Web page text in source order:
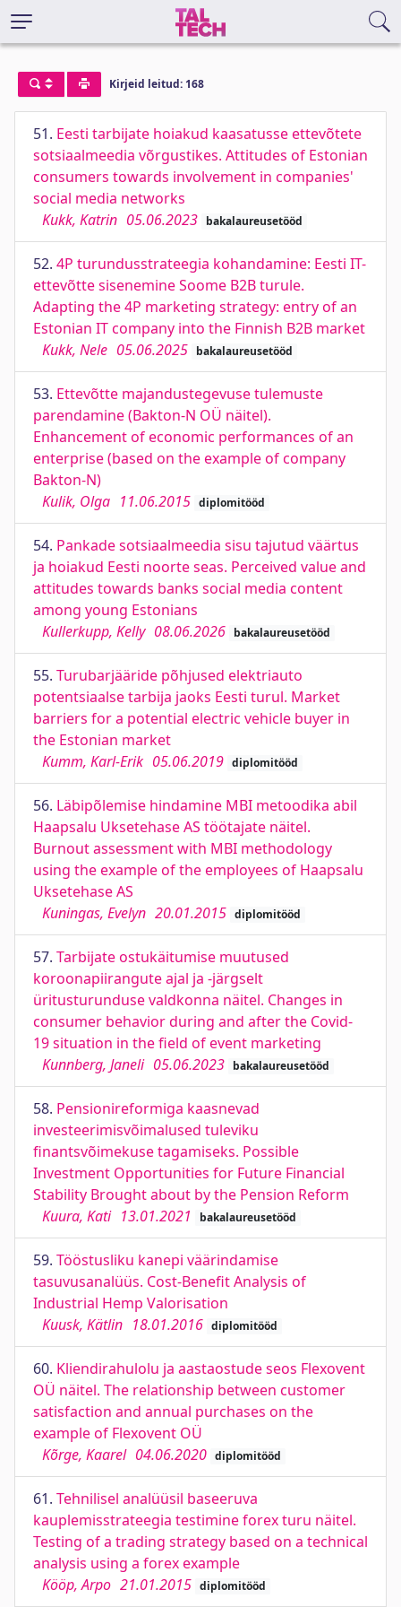
Kirjeid leitud: 168
51. Eesti tarbijate hoiakud kaasatusse ettevõtete
sotsiaalmeedia võrgustikes. Attitudes of Estonian
consumers towards involvement in companies'
social media networks
Kukk, Katrin 05.06.2023 bakalaureusetööd
52. 4P turundusstrateegia kohandamine: Eesti IT-
ettevõtte sisenemine Soome B2B turule.
Adapting the 4P marketing strategy: entry of an
Estonian IT company into the Finnish B2B market
Kukk, Nele 05.06.2025 bakalaureusetööd
53. Ettevõtte majandustegevuse tulemuste
parendamine (Bakton-N OÜ näitel).
Enhancement of economic performances of an
enterprise (based on the example of company
Bakton-N)
Kulik, Olga 11.06.2015 diplomitööd
54. Pankade sotsiaalmeedia sisu tajutud väärtus
ja hoiakud Eesti noorte seas. Perceived value and
attitudes towards banks social media content
among young Estonians
Kullerkupp, Kelly 08.06.2026 bakalaureusetööd
55. Turubarjääride põhjused elektriauto
potentsiaalse tarbija jaoks Eesti turul. Market
barriers for a potential electric vehicle buyer in
the Estonian market
Kumm, Karl-Erik 05.06.2019 diplomitööd
56. Läbipõlemise hindamine MBI metoodika abil
Haapsalu Uksetehase AS töötajate näitel.
Burnout assessment with MBI methodology
using the example of the employees of Haapsalu
Uksetehase AS
Kuningas, Evelyn 20.01.2015 diplomitööd
57. Tarbijate ostukäitumise muutused
koroonapiirangute ajal ja -järgselt
üritusturunduse valdkonna näitel. Changes in
consumer behavior during and after the Covid-
19 situation in the field of event marketing
Kunnberg, Janeli 05.06.2023 bakalaureusetööd
58. Pensionireformiga kaasnevad
investeerimisvõimalused tuleviku
finantsvõimekuse tagamiseks. Possible
Investment Opportunities for Future Financial
Stability Brought about by the Pension Reform
Kuura, Kati 13.01.2021 bakalaureusetööd
59. Tööstusliku kanepi väärindamise
tasuvusanalüüs. Cost-Benefit Analysis of
Industrial Hemp Valorisation
Kuusk, Kätlin 18.01.2016 diplomitööd
60. Kliendirahulolu ja aastaostude seos Flexovent
OÜ näitel. The relationship between customer
satisfaction and annual purchases on the
example of Flexovent OÜ
Kõrge, Kaarel 04.06.2020 diplomitööd
61. Tehnilisel analüüsil baseeruva
kauplemisstrateegia testimine forex turu näitel.
Testing of a trading strategy based on a technical
analysis using a forex example
Kööp, Arpo 21.01.2015 diplomitööd